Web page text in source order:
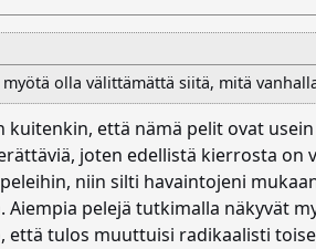
olla välittämättä siitä, mitä
että nämä pelit ovat
joten edellistä kierrosta on
niin silti havaintojeni
pelejä tutkimalla näkyvät
tulos muuttuisi radikaalisti